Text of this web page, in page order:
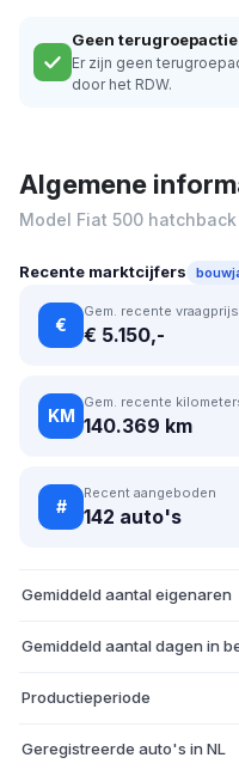
Geen
Er zijn geen
door het RDW.
Algemene
Model Fiat 500 hatchback
Recente marktcijfers
€
Gem. recente vraagprijs
€ 5.150,-
KM
Gem. recente
140.369 km
#
Recent aangeboden
142 auto's
Gemiddeld aantal eigenaren
Gemiddeld aantal dagen in
Productieperiode
Geregistreerde auto's in NL